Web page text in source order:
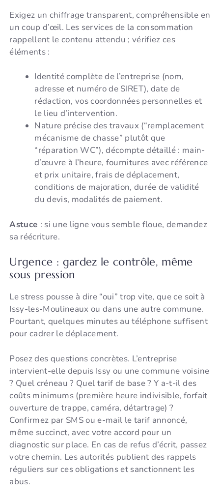
Exigez un chiffrage transparent, compréhensible en
un coup d’œil. Les services de la consommation
rappellent le contenu attendu ; vérifiez ces
éléments :
Identité complète de l’entreprise (nom,
adresse et numéro de SIRET), date de
rédaction, vos coordonnées personnelles et
le lieu d’intervention.
Nature précise des travaux (“remplacement
mécanisme de chasse” plutôt que
“réparation WC”), décompte détaillé : main-
d’œuvre à l’heure, fournitures avec référence
et prix unitaire, frais de déplacement,
conditions de majoration, durée de validité
du devis, modalités de paiement.
Astuce : si une ligne vous semble floue, demandez
sa réécriture.
Urgence : gardez le contrôle, même
sous pression
Le stress pousse à dire “oui” trop vite, que ce soit à
Issy-les-Moulineaux ou dans une autre commune.
Pourtant, quelques minutes au téléphone suffisent
pour cadrer le déplacement.
Posez des questions concrètes. L’entreprise
intervient-elle depuis Issy ou une commune voisine
? Quel créneau ? Quel tarif de base ? Y a-t-il des
coûts minimums (première heure indivisible, forfait
ouverture de trappe, caméra, détartrage) ?
Confirmez par SMS ou e-mail le tarif annoncé,
même succinct, avec votre accord pour un
diagnostic sur place. En cas de refus d’écrit, passez
votre chemin. Les autorités publient des rappels
réguliers sur ces obligations et sanctionnent les
abus.